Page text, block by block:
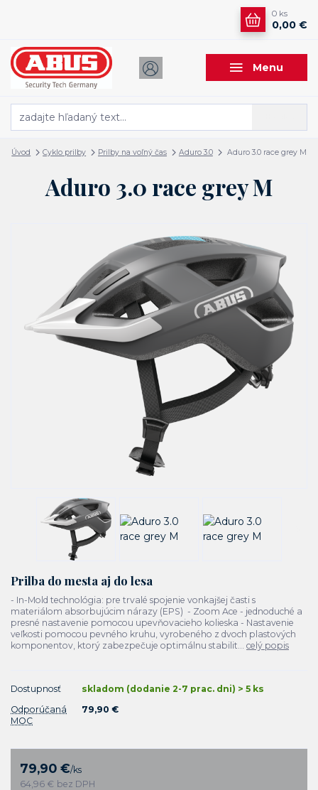
Menu
0 ks
0,00 €
Úvod Cyklo prilby Prilby na voľný čas Aduro 3.0 Aduro 3.0 race grey M
Aduro 3.0 race grey M
Prilba do mesta aj do lesa
- In-Mold technológia: pre trvalé spojenie vonkajšej časti s
materiálom absorbujúcim nárazy (EPS) - Zoom Ace - jednoduché a
presné nastavenie pomocou upevňovacieho kolieska - Nastavenie
veľkosti pomocou pevného kruhu, vyrobeného z dvoch plastových
komponentov, ktorý zabezpečuje optimálnu stabilit... celý popis
Dostupnosť
skladom (dodanie 2-7 prac. dni) > 5 ks
Odporúčaná
MOC
79,90 €
79,90 €/ks
64,96 € bez DPH